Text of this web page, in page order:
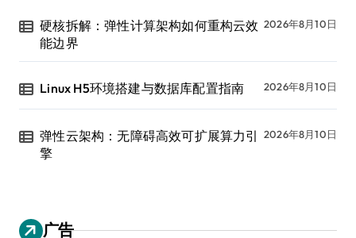
硬核拆解：弹性计算架构如何重构云效
能边界
2026年8月10日
Linux H5环境搭建与数据库配置指南 2026年8月10日
弹性云架构：无障碍高效可扩展算力引
擎
2026年8月10日
广告